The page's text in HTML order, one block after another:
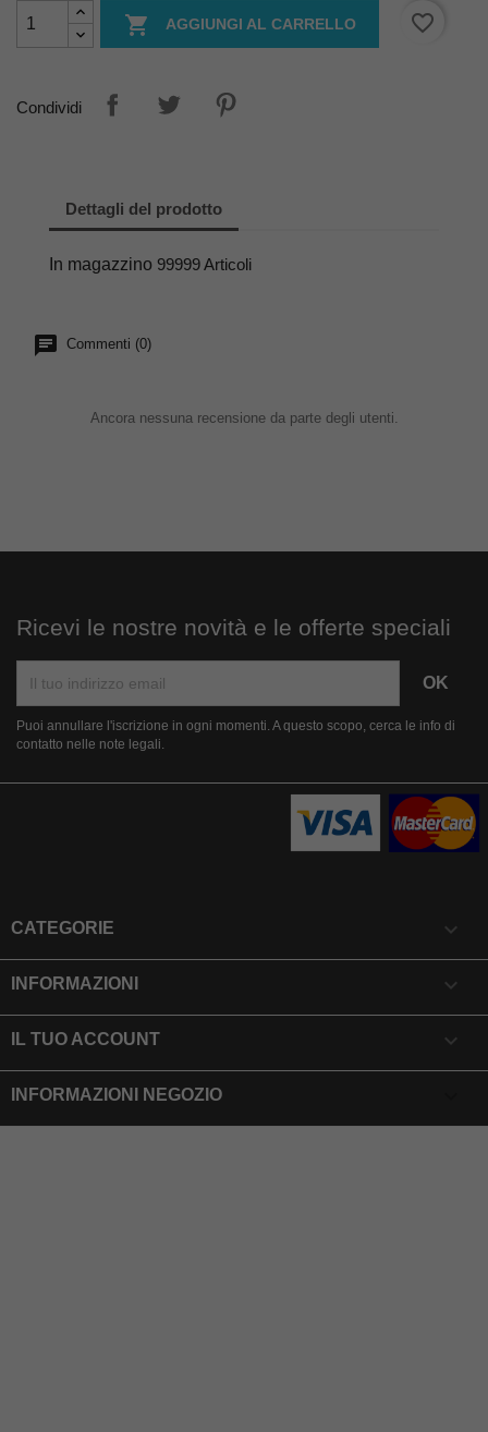
 AGGIUNGI AL CARRELLO favorite_border
Condividi
Dettagli del prodotto
In magazzino 99999 Articoli
Commenti (0)
Ancora nessuna recensione da parte degli utenti.
Ricevi le nostre novità e le offerte speciali
Puoi annullare l'iscrizione in ogni momenti. A questo scopo, cerca le info di
contatto nelle note legali.
CATEGORIE 
INFORMAZIONI 
IL TUO ACCOUNT 
INFORMAZIONI NEGOZIO